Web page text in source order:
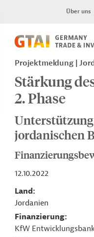
Über uns
Projektmeldung
Stärkung
2. Phase
jordanischen
12.10.2022
Land
Jordanien
Finanzierung
KfW